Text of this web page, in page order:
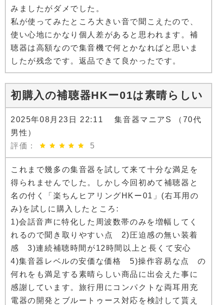
みましたがダメでした。
私が使ってみたところ大きい音で聞こえたので、
使い心地にかなり個人差があると思われます。補
聴器は高額なので集音機で何とかなればと思いま
したが残念です。返品できて良かったです。
初購入の補聴器HKー01は素晴らしい
2025年08月23日 22:11 集音器マニアS （70代
男性）
評価：
5
これまで幾多の集音器を試して来て十分な満足を
得られませんでした。しかし今回初めて補聴器と
名の付く「楽ちんヒアリングHKー01」(右耳用の
み)を試しに購入したところ:
1)会話音声に特化した周波数帯のみを増幅してく
れるので聞き取りやすい点 2)圧迫感の無い装着
感 3)連続補聴時間が12時間以上と長くて安心
4)集音器レベルの安価な価格 5)操作容易な点 の
何れをも満足する素晴らしい商品に出会えた事に
感謝しています。旅行用にコンパクトな両耳用充
電器の開発とブルートゥース対応を検討して貰え